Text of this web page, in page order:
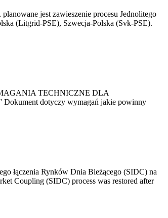
jest zawieszenie procesu Jednolitego
(Litgrid-PSE), Szwecja-Polska (Svk-PSE).
TECHNICZNE DLA
dotyczy wymagań jakie powinny
łączenia Rynków Dnia Bieżącego (SIDC) na
Coupling (SIDC) process was restored after